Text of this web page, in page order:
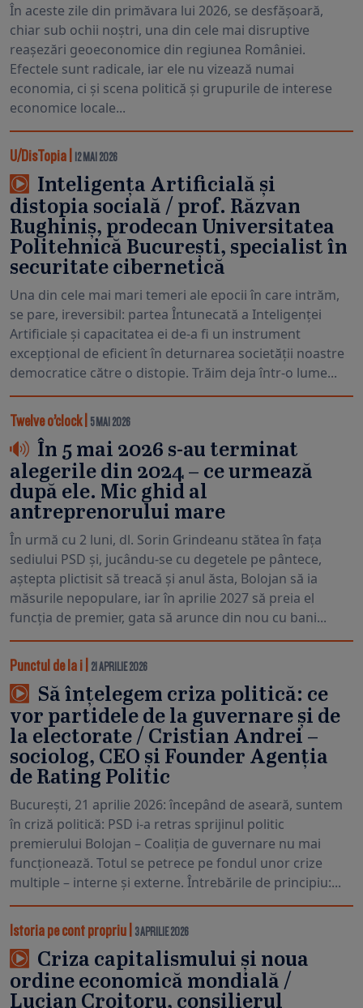
În aceste zile din primăvara lui 2026, se desfășoară,
chiar sub ochii noștri, una din cele mai disruptive
reașezări geoeconomice din regiunea României.
Efectele sunt radicale, iar ele nu vizează numai
economia, ci și scena politică și grupurile de interese
economice locale...
U/DisTopia 12 MAI 2026
Inteligența Artificială și
distopia socială / prof. Răzvan
Rughiniș, prodecan Universitatea
Politehnică București, specialist în
securitate cibernetică
Una din cele mai mari temeri ale epocii în care intrăm,
se pare, ireversibil: partea Întunecată a Inteligenței
Artificiale și capacitatea ei de-a fi un instrument
excepțional de eficient în deturnarea societății noastre
democratice către o distopie. Trăim deja într-o lume...
Twelve o’clock| 5 MAI 2026
În 5 mai 2026 s-au terminat
alegerile din 2024 – ce urmează
după ele. Mic ghid al
antreprenorului mare
În urmă cu 2 luni, dl. Sorin Grindeanu stătea în fața
sediului PSD și, jucându-se cu degetele pe pântece,
aștepta plictisit să treacă și anul ăsta, Bolojan să ia
măsurile nepopulare, iar în aprilie 2027 să preia el
funcția de premier, gata să arunce din nou cu bani...
Punctul de la i 21 APRILIE 2026
Să înțelegem criza politică: ce
vor partidele de la guvernare și de
la electorate / Cristian Andrei –
sociolog, CEO și Founder Agenția
de Rating Politic
București, 21 aprilie 2026: începând de aseară, suntem
în criză politică: PSD i-a retras sprijinul politic
premierului Bolojan – Coaliția de guvernare nu mai
funcționează. Totul se petrece pe fondul unor crize
multiple – interne și externe. Întrebările de principiu:...
Istoria pe cont propriu 3 APRILIE 2026
Criza capitalismului și noua
ordine economică mondială /
Lucian Croitoru, consilierul